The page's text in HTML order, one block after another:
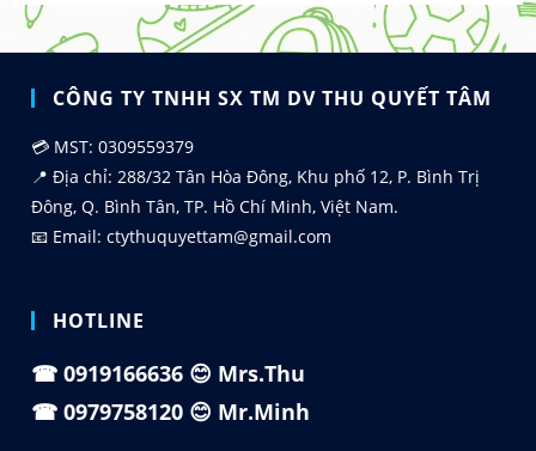
CÔNG TY TNHH SX TM DV THU QUYẾT TÂM
💳 MST: 0309559379
📍 Địa chỉ: 288/32 Tân Hòa Đông, Khu phố 12, P. Bình Trị
Đông, Q. Bình Tân, TP. Hồ Chí Minh, Việt Nam.
📧 Email: ctythuquyettam@gmail.com
HOTLINE
☎0919166636 😊 Mrs.Thu
☎0979758120 😊 Mr.Minh